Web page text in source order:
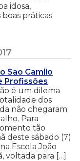
idosa,
práticas
São Camilo
Profissões
é um dilema
dos
não chegaram
Para
tão
deste sábado (7)
Escola João
voltada para […]